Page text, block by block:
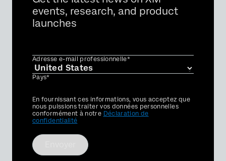
events, research, and product
launches
Adresse e-mail professionnelle*
Pays*
Privacy
Optin
En fournissant ces informations, vous acceptez que
nous puissions traiter vos données personnelles
conformément à notre Déclaration de
confidentialité